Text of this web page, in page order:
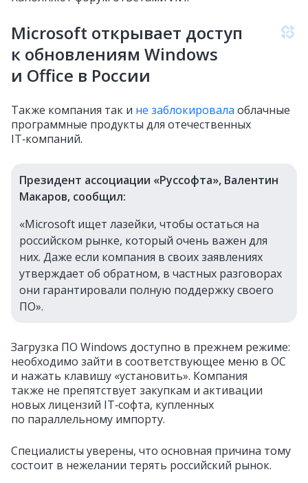
Microsoft открывает доступ
к обновлениям Windows
и Office в России
Также компания так и не заблокировала облачные
программные продукты для отечественных
IТ‑компаний.
Президент ассоциации «Руссофта», Валентин
Макаров, сообщил:
«Microsoft ищет лазейки, чтобы остаться на
российском рынке, который очень важен для
них. Даже если компания в своих заявлениях
утверждает об обратном, в частных разговорах
они гарантировали полную поддержку своего
ПО».
Загрузка ПО Windows доступно в прежнем режиме:
необходимо зайти в соответствующее меню в ОС
и нажать клавишу «установить». Компания
также не препятствует закупкам и активации
новых лицензий IT‑софта, купленных
по параллельному импорту.
Специалисты уверены, что основная причина тому
состоит в нежелании терять российский рынок.